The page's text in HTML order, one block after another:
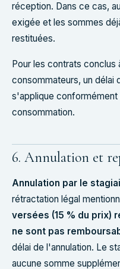
réception. Dans ce cas,
exigée et les sommes
restituées.
Pour les contrats conclus
consommateurs, un délai
s'applique conformément
consommation.
6. Annulation et
Annulation par le
rétractation légal
versées (15 % du prix)
ne sont pas
délai de l'annulation. Le
aucune somme